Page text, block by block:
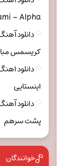
– Alpha
کریسمس مبارک
دانلود
اینستایی
دانلود
پشت سرهم
خوانندگان